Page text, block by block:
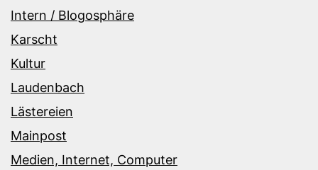
Intern / Blogosphäre
Karscht
Kultur
Laudenbach
Lästereien
Mainpost
Medien, Internet, Computer